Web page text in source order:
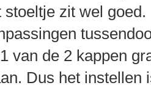
stoeltje zit wel
van de 2 kappen
Dus het instellen